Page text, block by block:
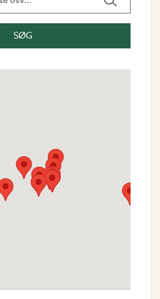
SØG